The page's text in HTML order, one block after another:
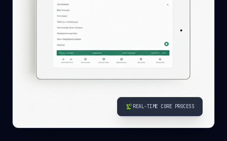
precision_manufacturingREAL-TIME CORE PROCESS